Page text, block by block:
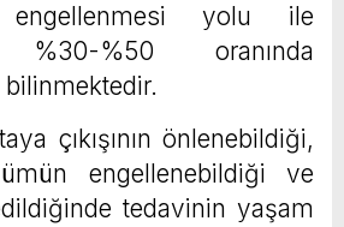
yolu ile
%30-%50 oranında
çıkışının önlenebildiği,
engellenebildiği ve
tedavinin yaşam